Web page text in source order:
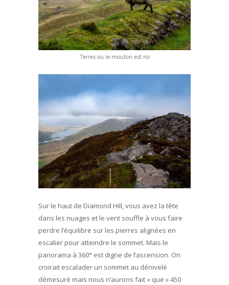
Terres où le mouton est roi
Sur le haut de Diamond Hill, vous avez la tête
dans les nuages et le vent souffle à vous faire
perdre l’équilibre sur les pierres alignées en
escalier pour atteindre le sommet. Mais le
panorama à 360° est digne de l’ascension. On
croirait escalader un sommet au dénivelé
démesuré mais nous n’aurons fait « que » 450